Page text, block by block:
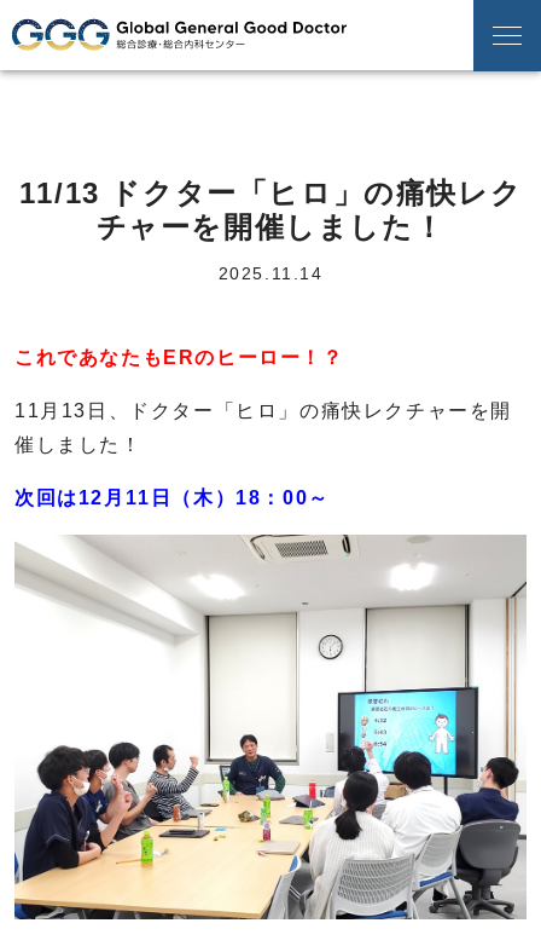
11/13 ドクター「ヒロ」の痛快レク
チャーを開催しました！
2025.11.14
これであなたもERのヒーロー！？
11月13日、ドクター「ヒロ」の痛快レクチャーを開
催しました！
次回は12月11日（木）18：00～